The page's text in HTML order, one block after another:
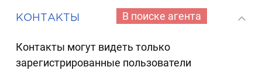
КОНТАКТЫ В поиске агента
Контакты могут видеть только
зарегистрированные пользователи